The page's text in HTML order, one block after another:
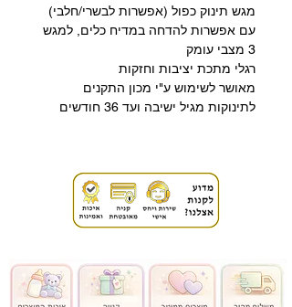
מגש תינוק כפול (אפשרות לבשרי/חלבי)
עם אפשרות להדחה במדיח כלים, למגש
3 מצבי עומק
רגלי מתכת יציבות וחזקות
מאושר לשימוש ע"י מכון התקנים
לתינוקות מגיל ישיבה ועד 36 חודשים